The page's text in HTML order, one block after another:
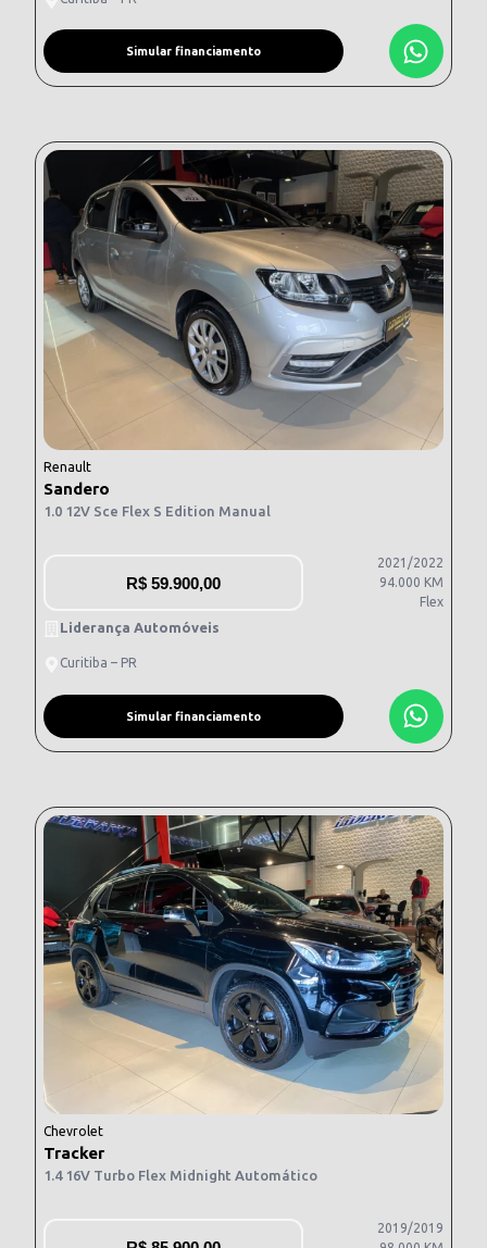
Simular financiamento
Renault
Sandero
1.0 12V Sce Flex S Edition Manual
R$ 59.900,00
2021/2022
94.000 KM
Flex
Liderança Automóveis
Curitiba – PR
Simular financiamento
Chevrolet
Tracker
1.4 16V Turbo Flex Midnight Automático
2019/2019